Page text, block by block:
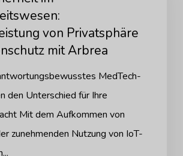
von Privatsphäre
mit Arbrea
MedTech-
den Unterschied für Ihre
Mit dem Aufkommen von
zunehmenden Nutzung von IoT-